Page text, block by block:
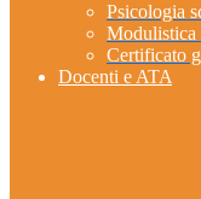
Psicologia
Modulistica
Certificato
Docenti e ATA